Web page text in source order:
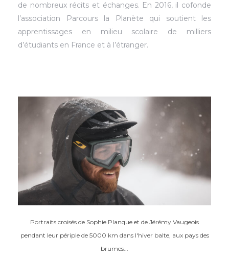
de nombreux récits et échanges. En 2016, il cofonde
l’association Parcours la Planète qui soutient les
apprentissages en milieu scolaire de milliers
d’étudiants en France et à l’étranger.
Portraits croisés de Sophie Planque et de Jérémy Vaugeois
pendant leur périple de 5000 km dans l'hiver balte, aux pays des
brumes...